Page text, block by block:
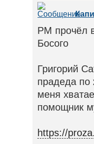
РМ прочёл
Босого
Григорий
прадеда по
меня
помощник
https://